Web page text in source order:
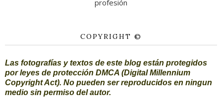
profesión
COPYRIGHT ©
Las fotografías y textos de este blog están protegidos
por leyes de protección DMCA (Digital Millennium
Copyright Act). No pueden ser reproducidos en ningun
medio sin permiso del autor.